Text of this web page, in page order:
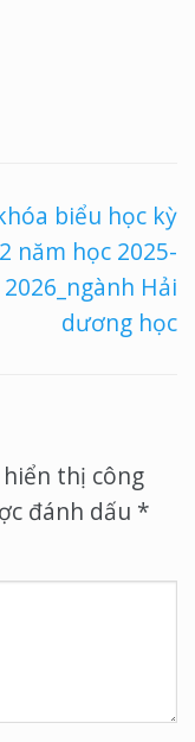
biểu học kỳ
2 năm học 2025-
2026_ngành Hải
dương học
thị công
đánh dấu *